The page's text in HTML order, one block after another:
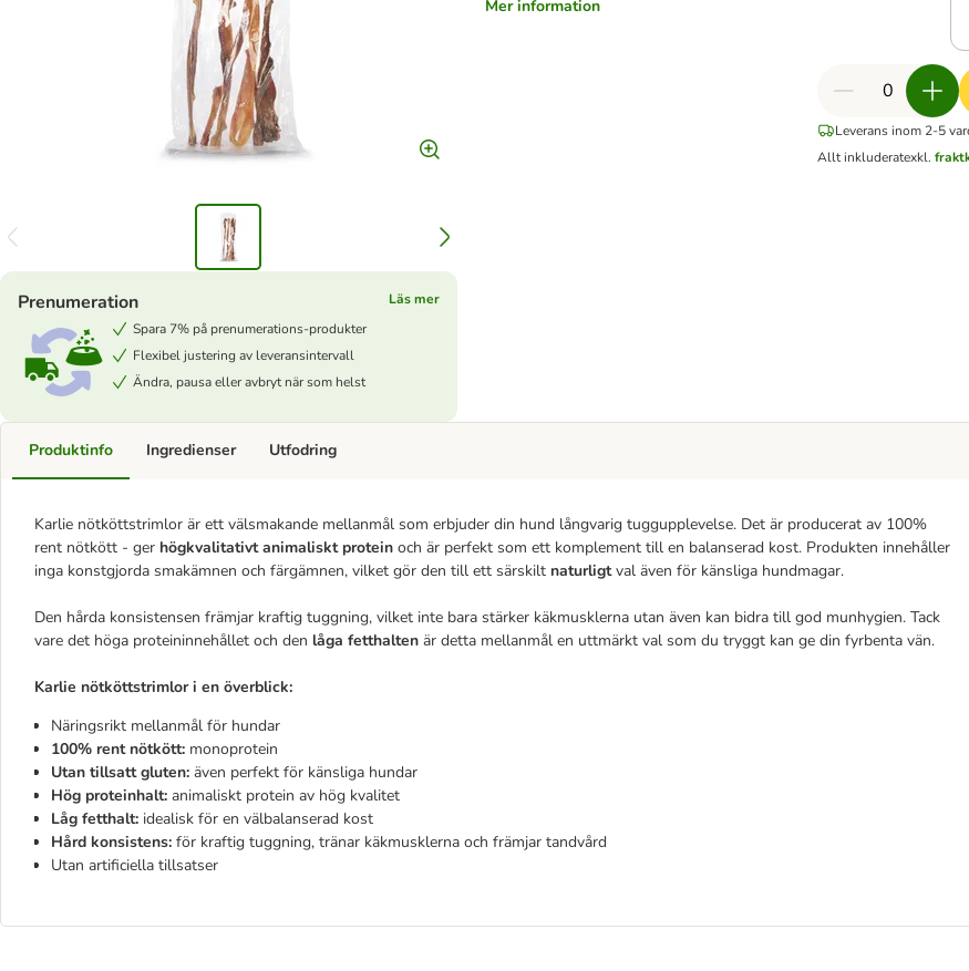
Mer information
Prenumeration
Läs mer
Spara 7% på prenumerations-produkter
Flexibel justering av leveransintervall
Ändra, pausa eller avbryt när som helst
Leverans inom 2-5
Allt inkluderatexkl.
Produktinfo
Karlie nötköttstrimlor är ett välsmakande mellanmål som erbjuder din hund långvarig tuggupplevelse. Det är producerat av 100%
rent nötkött - ger högkvalitativt animaliskt protein och är perfekt som ett komplement till en balanserad kost. Produkten innehåller
inga konstgjorda smakämnen och färgämnen, vilket gör den till ett särskilt naturligtval även för känsliga hundmagar.
Den hårda konsistensen främjar kraftig tuggning, vilket inte bara stärker käkmusklerna utan även kan bidra till god munhygien. Tack
vare det höga proteininnehållet och den låga fetthalten är detta mellanmål en uttmärkt val som du tryggt kan ge din fyrbenta vän.
Karlie nötköttstrimlor i en överblick:
Näringsrikt mellanmål för hundar
100% rent nötkött: monoprotein
Utan tillsatt gluten: även perfekt för känsliga hundar
Hög proteinhalt: animaliskt protein av hög kvalitet
Låg fetthalt: idealisk för en välbalanserad kost
Hård konsistens: för kraftig tuggning, tränar käkmusklerna och främjar tandvård
Utan artificiella tillsatser
Ingredienser Utfodring